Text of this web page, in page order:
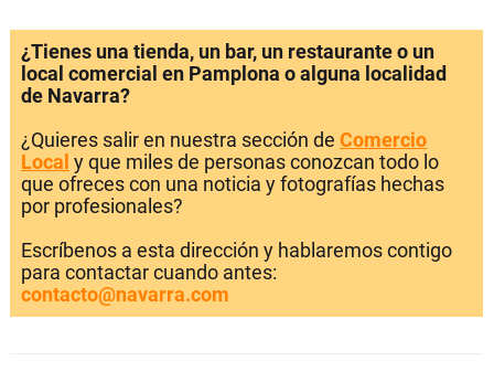
¿Tienes una tienda, un bar, un restaurante o un
local comercial en Pamplona o alguna localidad
de Navarra?
¿Quieres salir en nuestra sección de Comercio
Local y que miles de personas conozcan todo lo
que ofreces con una noticia y fotografías hechas
por profesionales?
Escríbenos a esta dirección y hablaremos contigo
para contactar cuando antes:
contacto@navarra.com